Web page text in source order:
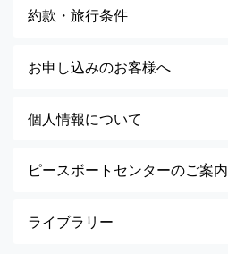
約款・旅行条件
お申し込みのお客様へ
個人情報について
ピースボートセンターのご案内
ライブラリー